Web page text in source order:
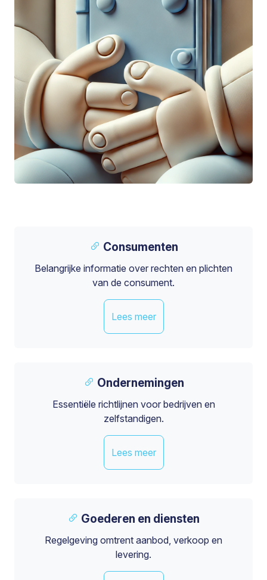
Consumenten
Belangrijke informatie over rechten en plichten
van de consument.
Lees meer
Ondernemingen
Essentiële richtlijnen voor bedrijven en
zelfstandigen.
Lees meer
Goederen en diensten
Regelgeving omtrent aanbod, verkoop en
levering.